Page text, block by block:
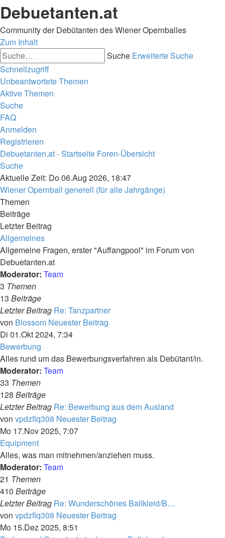
Debuetanten.at
Community der Debütanten des Wiener Opernballes
Zum Inhalt
Suche Erweiterte Suche
Schnellzugriff
Unbeantwortete Themen
Aktive Themen
Suche
FAQ
Anmelden
Registrieren
Debuetanten.at - Startseite Foren-Übersicht
Suche
Aktuelle Zeit: Do 06.Aug 2026, 18:47
Wiener Opernball generell (für alle Jahrgänge)
Themen
Beiträge
Letzter Beitrag
Allgemeines
Allgemeine Fragen, erster "Auffangpool" im Forum von
Debuetanten.at
Moderator: Team
3 Themen
13 Beiträge
Letzter Beitrag Re: Tanzpartner
von Blossom Neuester Beitrag
Di 01.Okt 2024, 7:34
Bewerbung
Alles rund um das Bewerbungsverfahren als Debütant/in.
Moderator: Team
33 Themen
128 Beiträge
Letzter Beitrag Re: Bewerbung aus dem Ausland
von vpdzflq308 Neuester Beitrag
Mo 17.Nov 2025, 7:07
Equipment
Alles, was man mitnehmen/anziehen muss.
Moderator: Team
21 Themen
410 Beiträge
Letzter Beitrag Re: Wunderschönes Ballkleid/B…
von vpdzflq308 Neuester Beitrag
Mo 15.Dez 2025, 8:51